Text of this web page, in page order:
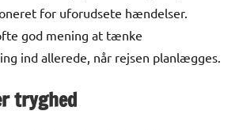
for uforudsete hændelser.
god mening at tænke
ind allerede, når rejsen planlægges.
tryghed